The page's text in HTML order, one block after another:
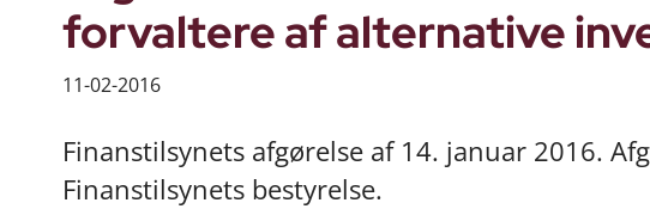
forvaltere af alternative
11-02-2016
Finanstilsynets afgørelse af 14. januar 2016.
Finanstilsynets bestyrelse.